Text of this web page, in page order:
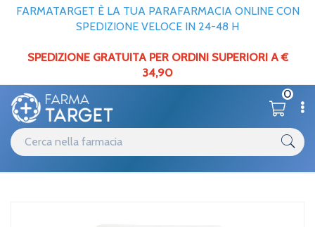
FARMATARGET È LA TUA PARAFARMACIA ONLINE CON
SPEDIZIONE VELOCE IN 24-48 H
SPEDIZIONE GRATUITA PER ORDINI SUPERIORI A €
34,90
0